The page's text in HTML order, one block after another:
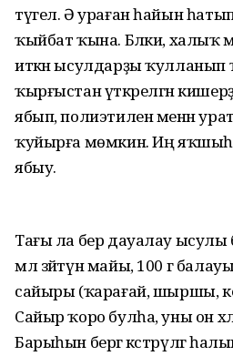
түгел. Ә ураған һайын
ҡыйбат ҡына. Бәлки, халыҡ
иткән ысул­дарҙы ҡулланып
ҡырғыстан үткәрелгән
ябып, полиэтилен менән
ҡуйырға мөмкин. Иң
ябыу.
Тағы ла бер дауалау ысулы
мл зәйтүн майы, 100 г
сайыры (ҡарағай, шыршы,
Сайыр ҡоро булһа, уны он
Барыһын бергә кәстрүлгә